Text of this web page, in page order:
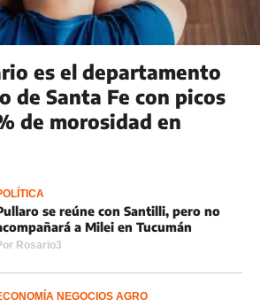
es el departamento
de Santa Fe con picos
de morosidad en
se reúne con Santilli, pero no
a Milei en Tucumán
Rosario3
NEGOCIOS AGRO